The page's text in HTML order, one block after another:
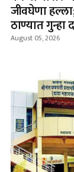
जीवघेणा
ठाण्यात गुन्हा
August 05, 2026